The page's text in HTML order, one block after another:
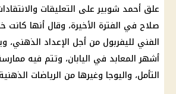
علق أحمد شوبير على التعليقات
صلاح في الفترة الأخيرة، وقال أنها
الفني لليفربول من أجل الإعداد الذهني،
أشهر المعابد في اليابان، وتتم فيه
التأمل، واليوجا وغيرها من الرياضات